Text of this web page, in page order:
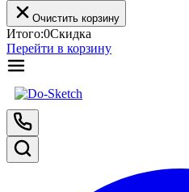
Очистить корзину
Итого:0Скидка
Перейти в корзину